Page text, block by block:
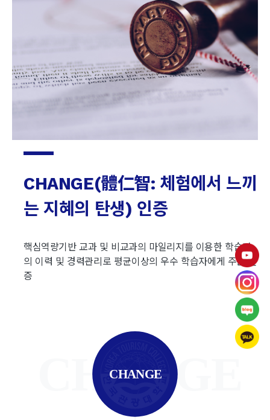
CHANGE(體仁智: 체험에서 느끼
는 지혜의 탄생) 인증
핵심역량기반 교과 및 비교과의 마일리지를 이용한 학습자
의 이력 및 경력관리로 평균이상의 우수 학습자에게 주는 인
증